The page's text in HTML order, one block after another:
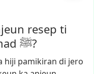
resep ti
Kanjeng Nabi Muhammad ﷺ?
hiji pamikiran di jero